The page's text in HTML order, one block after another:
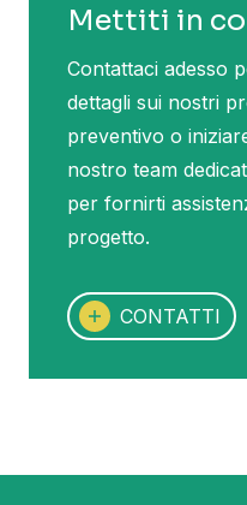
Mettiti in
Contattaci adesso
dettagli sui nostri
preventivo o
nostro team
per fornirti
progetto.
CONTATTI